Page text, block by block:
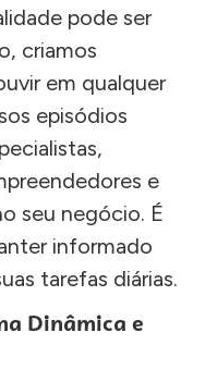
pode ser
criamos
em qualquer
episódios
e
seu negócio. É
informado
tarefas diárias.
Dinâmica e